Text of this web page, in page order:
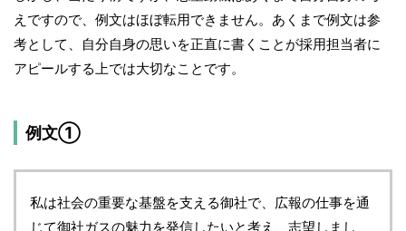
えですので、例文はほぼ転用できません。あくまで例文は参
考として、自分自身の思いを正直に書くことが採用担当者に
アピールする上では大切なことです。
例文①
私は社会の重要な基盤を支える御社で、広報の仕事を通
じて御社ガスの魅力を発信したいと考え、志望しまし